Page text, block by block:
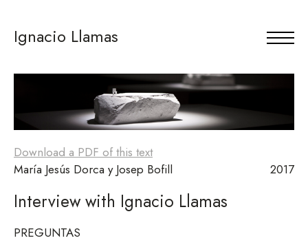
Ignacio Llamas
María Jesús Dorca y Josep Bofill 2017
Download a PDF of this text
Interview with Ignacio Llamas
PREGUNTAS